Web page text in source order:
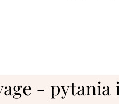
- pytania